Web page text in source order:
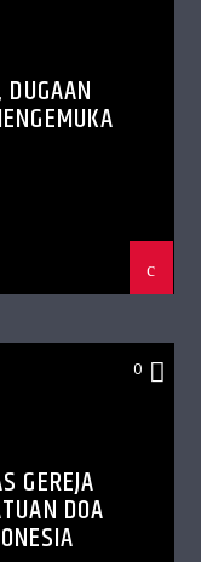
0
GEREJA
DOA